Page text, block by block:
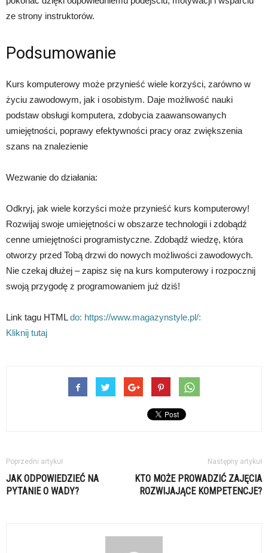
ze strony instruktorów.
Podsumowanie
Kurs komputerowy może przynieść wiele korzyści, zarówno w
życiu zawodowym, jak i osobistym. Daje możliwość nauki
podstaw obsługi komputera, zdobycia zaawansowanych
umiejętności, poprawy efektywności pracy oraz zwiększenia
szans na znalezienie
Wezwanie do działania:
Odkryj, jak wiele korzyści może przynieść kurs komputerowy!
Rozwijaj swoje umiejętności w obszarze technologii i zdobądź
cenne umiejętności programistyczne. Zdobądź wiedzę, która
otworzy przed Tobą drzwi do nowych możliwości zawodowych.
Nie czekaj dłużej – zapisz się na kurs komputerowy i rozpocznij
swoją przygodę z programowaniem już dziś!
Link tagu HTMLdo: https://www.magazynstyle.pl/:
Kliknij tutaj
Poprzedni artykuł
JAK ODPOWIEDZIEĆ NA
PYTANIE O WADY?
Następny artykuł
KTO MOŻE PROWADZIĆ ZAJĘCIA
ROZWIJAJĄCE KOMPETENCJE?